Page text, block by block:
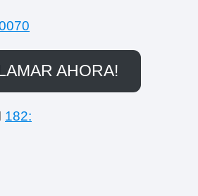
AHORA!
182: